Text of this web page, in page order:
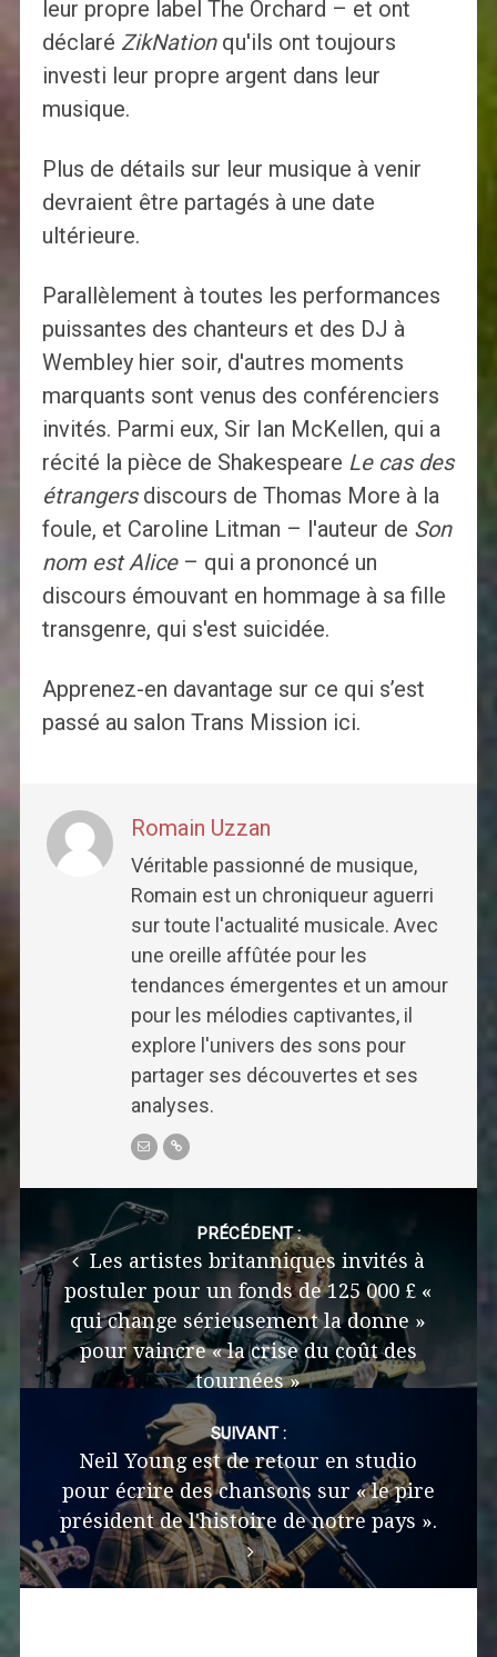
leur propre label The Orchard – et ont
déclaré ZikNationqu'ils ont toujours
investi leur propre argent dans leur
musique.
Plus de détails sur leur musique à venir
devraient être partagés à une date
ultérieure.
Parallèlement à toutes les performances
puissantes des chanteurs et des DJ à
Wembley hier soir, d'autres moments
marquants sont venus des conférenciers
invités. Parmi eux, Sir Ian McKellen, qui a
récité la pièce de Shakespeare Le cas des
étrangersdiscours de Thomas More à la
foule, et Caroline Litman – l'auteur de Son
nom est Alice– qui a prononcé un
discours émouvant en hommage à sa fille
transgenre, qui s'est suicidée.
Apprenez-en davantage sur ce qui s’est
passé au salon Trans Mission ici.
Romain Uzzan
Véritable passionné de musique,
Romain est un chroniqueur aguerri
sur toute l'actualité musicale. Avec
une oreille affûtée pour les
tendances émergentes et un amour
pour les mélodies captivantes, il
explore l'univers des sons pour
partager ses découvertes et ses
analyses.
navigation
PRÉCÉDENT :
Les artistes britanniques invités à
postuler pour un fonds de 125 000 £ «
qui change sérieusement la donne »
pour vaincre « la crise du coût des
tournées »
SUIVANT :
Neil Young est de retour en studio
pour écrire des chansons sur « le pire
président de l'histoire de notre pays ».